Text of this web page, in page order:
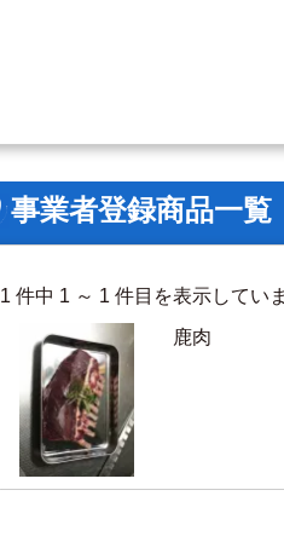
事業者登録商品一覧
1 件中 1 ～ 1 件目を表示してい
鹿肉